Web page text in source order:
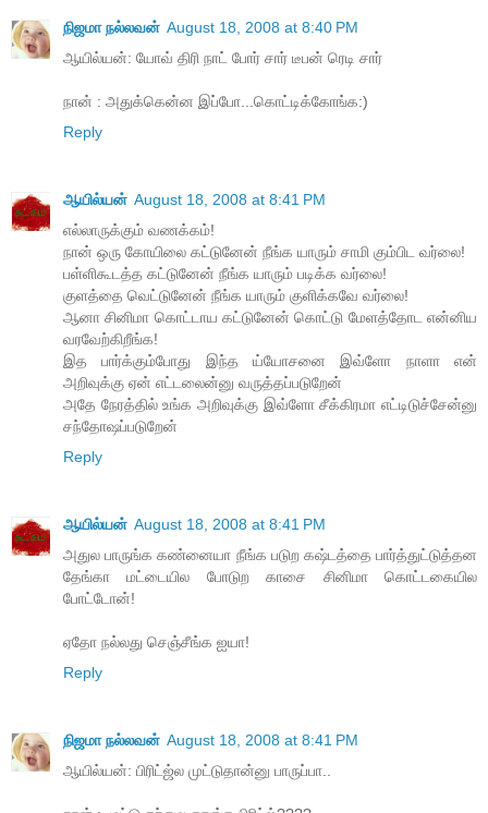
நிஜமா நல்லவன் August 18, 2008 at 8:40 PM
ஆயில்யன்: யோவ் திரி நாட் போர் சார் டீபன் ரெடி சார்
நான் : அதுக்கென்ன இப்போ...கொட்டிக்கோங்க:)
Reply
ஆயில்யன் August 18, 2008 at 8:41 PM
எல்லாருக்கும் வணக்கம்!
நான் ஒரு கோயிலை கட்டுனேன் நீங்க யாரும் சாமி கும்பிட வர்லை!
பள்ளிகூடத்த கட்டுனேன் நீங்க யாரும் படிக்க வர்லை!
குளத்தை வெட்டுனேன் நீங்க யாரும் குளிக்கவே வர்லை!
ஆனா சினிமா கொட்டாய கட்டுனேன் கொட்டு மேளத்தோட என்னிய
வரவேற்கிறீங்க!
இத பார்க்கும்போது இந்த ய்யோசனை இவ்ளோ நாளா என்
அறிவுக்கு ஏன் எட்டலைன்னு வருத்தப்படுறேன்
அதே நேரத்தில் உங்க அறிவுக்கு இவ்ளோ சீக்கிரமா எட்டிடுச்சேன்னு
சந்தோஷப்படுறேன்
Reply
ஆயில்யன் August 18, 2008 at 8:41 PM
அதுல பாருங்க கண்னையா நீங்க படுற கஷ்டத்தை பார்த்துட்டுத்தன
தேங்கா மட்டையில போடுற காசை சினிமா கொட்டகையில
போட்டோன்!
ஏதோ நல்லது செஞ்சீங்க ஐயா!
Reply
நிஜமா நல்லவன் August 18, 2008 at 8:41 PM
ஆயில்யன்: பிரிட்ஜ்ல முட்டுதான்னு பாருப்பா..